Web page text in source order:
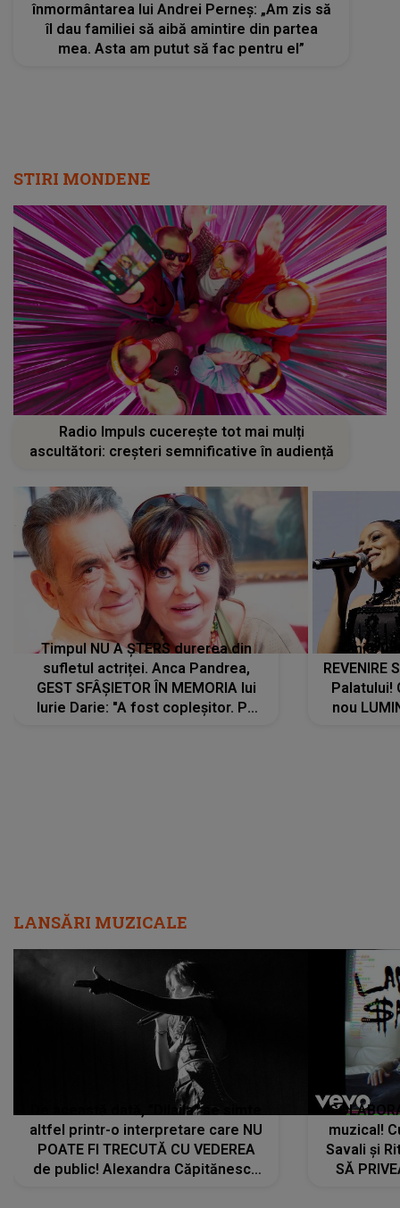
înmormântarea lui Andrei Perneș: „Am zis să
îl dau familiei să aibă amintire din partea
mea. Asta am putut să fac pentru el”
STIRI MONDENE
Radio Impuls cucerește tot mai mulți
ascultători: creșteri semnificative în audiență
Timpul NU A ȘTERS durerea din
sufletul actriței. Anca Pandrea,
GEST SFÂȘIETOR ÎN MEMORIA lui
Iurie Darie: "A fost copleșitor. Pe
Tania
REVENIRE
Palatului!
nou
LANSĂRI MUZICALE
De această dată, "Dilaila" se simte
altfel printr-o interpretare care NU
POATE FI TRECUTĂ CU VEDEREA
de public! Alexandra Căpitănescu
muzical!
Savali și
SĂ